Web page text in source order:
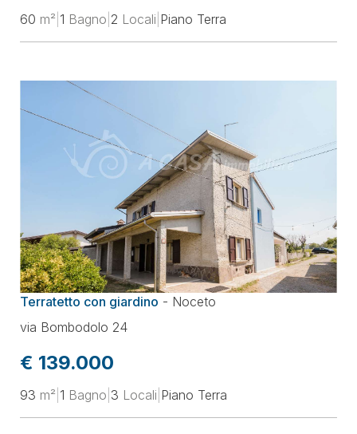
60 m² 1 Bagno 2 Locali Piano Terra
Terratetto con giardino - Noceto
via Bombodolo 24
€ 139.000
93 m² 1 Bagno 3 Locali Piano Terra